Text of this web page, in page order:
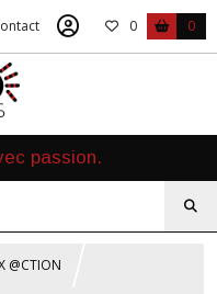
0 0
passion.
@CTION